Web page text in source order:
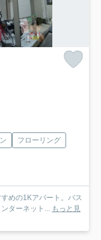
フローリング
めの1Kアパート。バス
ターネット... もっと見